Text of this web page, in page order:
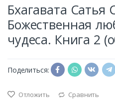
Бхагавата Сатья
Божественная
чудеса. Книга 2
Поделиться:
Отложить Сравнить